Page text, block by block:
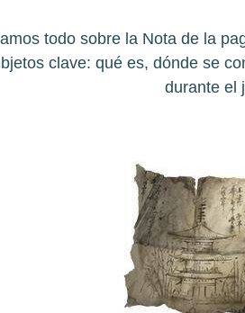
todo sobre la Nota de la
clave: qué es, dónde se
durante el